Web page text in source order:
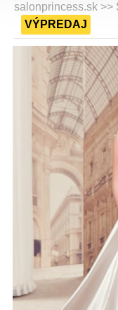
salonprincess.sk >>
VÝPREDAJ